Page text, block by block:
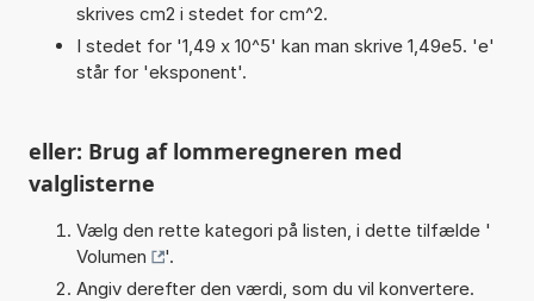
skrives cm2 i stedet for cm^2.
I stedet for '1,49 x 10^5' kan man skrive 1,49e5. 'e'
står for 'eksponent'.
eller: Brug af lommeregneren med
valglisterne
Vælg den rette kategori på listen, i dette tilfælde '
Volumen
'.
Angiv derefter den værdi, som du vil konvertere.